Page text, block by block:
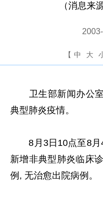
（消息来
【 中 大
卫生部新闻办公室
典型肺炎疫情。
8月3日10点至8月4
新增非典型肺炎临床
例, 无治愈出院病例。